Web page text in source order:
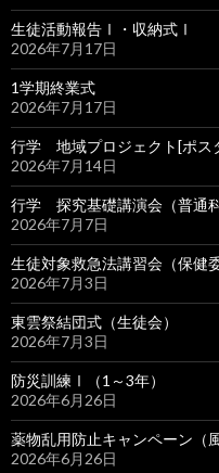
生徒活動報告Ⅰ・収納式Ⅰ
2026年7月17日
1学期終業式
2026年7月17日
行学 地域プロジェクト[ポス
2026年7月14日
行学 探究基礎講演会（普通科
2026年7月7日
生徒対象救急法講習会（保健
2026年7月3日
東雲祭結団式（生徒会）
2026年7月3日
防災訓練Ⅰ（1～3年）
2026年6月26日
薬物乱用防止キャンペーン（
2026年6月26日